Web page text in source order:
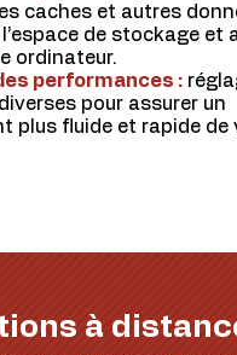
caches et autres
de stockage et
ordinateur.
performances :
pour assurer un
plus fluide et rapide de
à